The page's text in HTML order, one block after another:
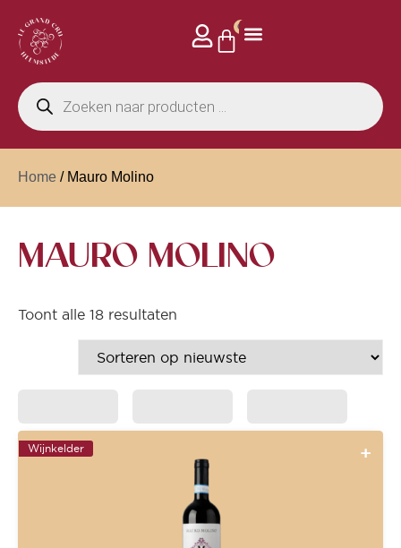
0
Home / Mauro Molino
MAURO MOLINO
Toont alle 18 resultaten
Wijnkelder